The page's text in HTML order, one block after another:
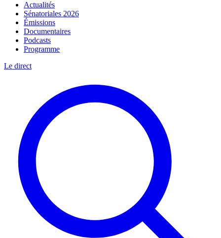
Actualités
Sénatoriales 2026
Émissions
Documentaires
Podcasts
Programme
Le direct